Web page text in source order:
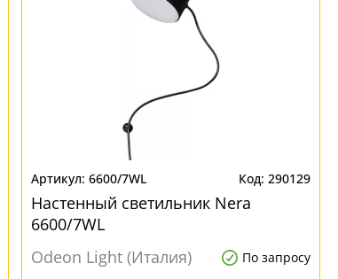
6600/7WL 290129
Настенный светильник Nera
6600/7WL
Odeon Light (Италия)
По запросу